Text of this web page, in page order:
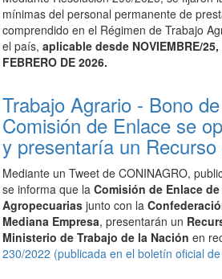
mínimas del personal permanente de
comprendido en el Régimen de Trabajo
el país, aplicable desde NOVIEMBRE/25,
FEBRERO DE 2026.
Trabajo Agrario - Bono
Comisión de Enlace se
y presentaría un
Mediante un Tweet de CONINAGRO,
se informa que la Comisión de Enlace
Agropecuarias junto con la
Mediana Empresa, presentarán un
Ministerio de Trabajo de la Nación en
230/2022 (publicada en el boletín oficial